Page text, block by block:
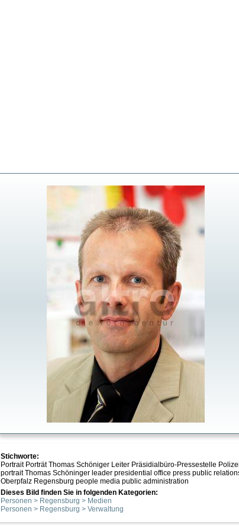
Stichworte:
Portrait Porträt Thomas Schöniger Leiter Präsidialbüro-Pressestelle
portrait Thomas Schöninger leader presidential office press public
Oberpfalz Regensburg people media public administration
Dieses Bild finden Sie in folgenden Kategorien:
Personen > Regensburg > Medien
Personen > Regensburg > Verwaltung